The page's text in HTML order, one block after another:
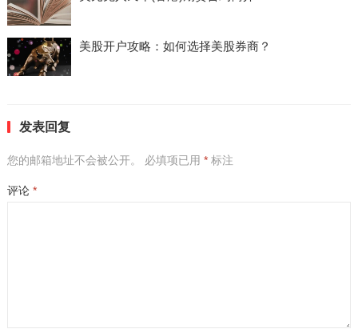
美股开户攻略：如何选择美股券商？
发表回复
您的邮箱地址不会被公开。 必填项已用 *标注
评论 *